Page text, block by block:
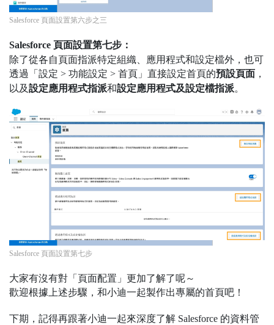
Salesforce 頁面設置第六步之三
Salesforce 頁面設置第七步：
除了從各自頁面指派特定組織、應用程式和設定檔外，也可
透過「設定 > 功能設定 > 首頁」直接設定首頁的預設頁面 ，
以及設定應用程式指派和設定應用程式及設定檔指派。
Salesforce 頁面設置第七步
大家有沒有對「頁面配置」更加了解了呢～
歡迎根據上述步驟，和小迪一起製作出專屬的首頁吧！
下期，記得再跟著小迪一起來深度了解 Salesforce 的資料管